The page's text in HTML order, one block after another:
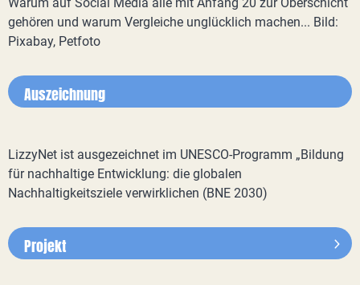
gehören und warum Vergleiche unglücklich machen... Bild:
Pixabay, Petfoto
Auszeichnung
LizzyNet ist ausgezeichnet im UNESCO-Programm „Bildung
für nachhaltige Entwicklung: die globalen
Nachhaltigkeitsziele verwirklichen (BNE 2030)
Projekt